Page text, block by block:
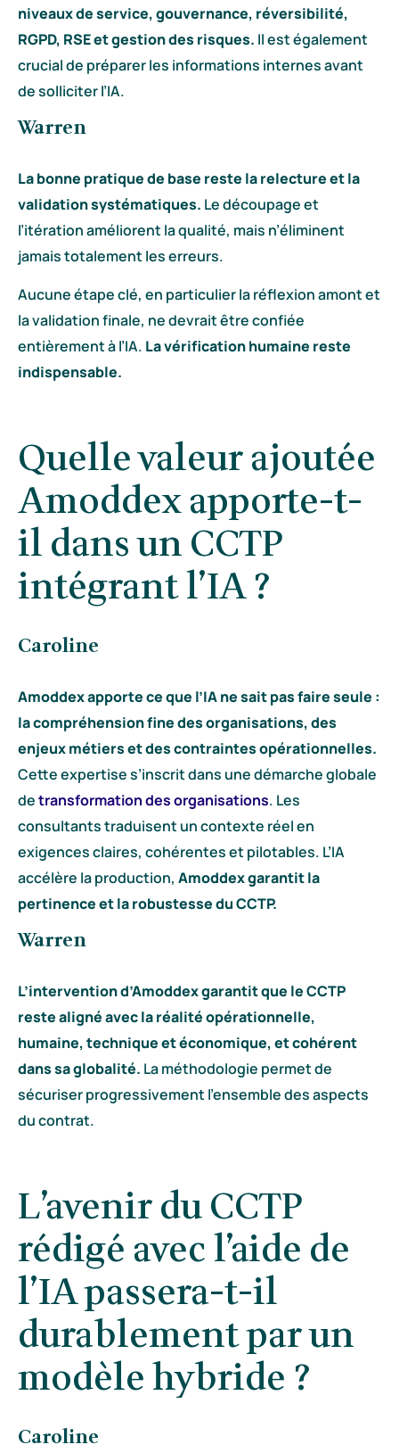
niveaux de service, gouvernance, réversibilité,
RGPD, RSE et gestion des risques. Il est également
crucial de préparer les informations internes avant
de solliciter l’IA.
Warren
La bonne pratique de base reste la relecture et la
validation systématiques. Le découpage et
l’itération améliorent la qualité, mais n’éliminent
jamais totalement les erreurs.
Aucune étape clé, en particulier la réflexion amont et
la validation finale, ne devrait être confiée
entièrement à l’IA. La vérification humaine reste
indispensable.
Quelle valeur ajoutée
Amoddex apporte-t-
il dans un CCTP
intégrant l’IA ?
Caroline
Amoddex apporte ce que l’IA ne sait pas faire seule :
la compréhension fine des organisations, des
enjeux métiers et des contraintes opérationnelles.
Cette expertise s’inscrit dans une démarche globale
detransformation des organisations. Les
consultants traduisent un contexte réel en
exigences claires, cohérentes et pilotables. L’IA
accélère la production, Amoddex garantit la
pertinence et la robustesse du CCTP.
Warren
L’intervention d’Amoddex garantit que le CCTP
reste aligné avec la réalité opérationnelle,
humaine, technique et économique, et cohérent
dans sa globalité. La méthodologie permet de
sécuriser progressivement l’ensemble des aspects
du contrat.
L’avenir du CCTP
rédigé avec l’aide de
l’IA passera-t-il
durablement par un
modèle hybride ?
Caroline